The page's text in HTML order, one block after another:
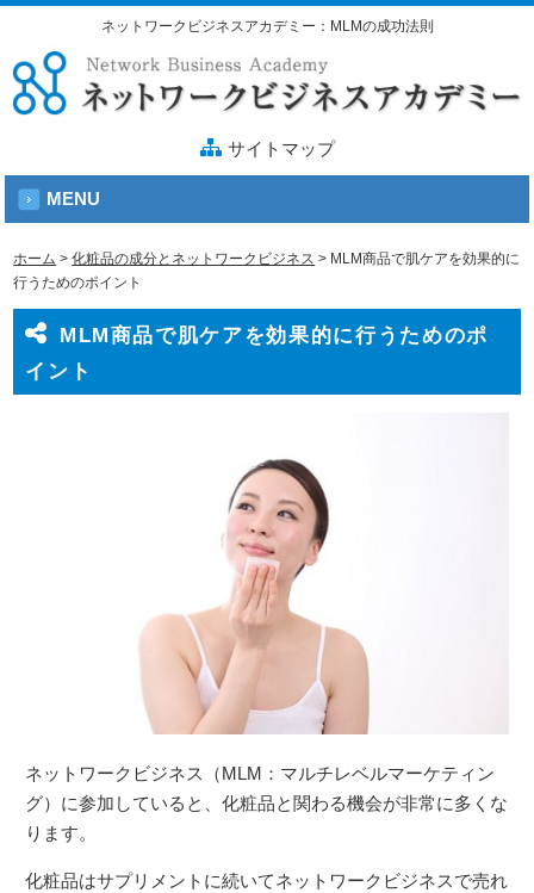
ネットワークビジネスアカデミー：MLMの成功法則
サイトマップ
MENU
ホーム >化粧品の成分とネットワークビジネス > MLM商品で肌ケアを効果的に
行うためのポイント
MLM商品で肌ケアを効果的に行うためのポ
イント
ネットワークビジネス（MLM：マルチレベルマーケティン
グ）に参加していると、化粧品と関わる機会が非常に多くな
ります。
化粧品はサプリメントに続いてネットワークビジネスで売れ